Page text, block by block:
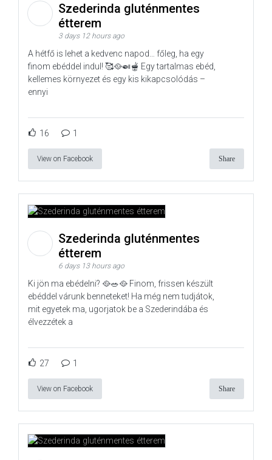
Szederinda gluténmentes
étterem
3 days 12 hours ago
A hétfő is lehet a kedvenc napod… főleg, ha egy
finom ebéddel indul! 🥰🥘🍛🫕 Egy tartalmas ebéd,
kellemes környezet és egy kis kikapcsolódás –
ennyi
16 1
View on Facebook Share
Szederinda gluténmentes
étterem
6 days 13 hours ago
Ki jön ma ebédelni? 🥘🥗🥘 Finom, frissen készült
ebéddel várunk benneteket! Ha még nem tudjátok,
mit egyetek ma, ugorjatok be a Szederindába és
élvezzétek a
27 1
View on Facebook Share